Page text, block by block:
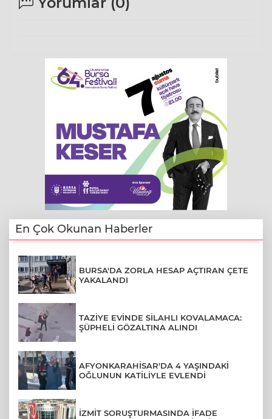
En Çok Okunan Haberler
BURSA'DA ZORLA HESAP AÇTIRAN ÇETE
YAKALANDI
TAZİYE EVİNDE SİLAHLI KOVALAMACA:
ŞÜPHELİ GÖZALTINA ALINDI
AFYONKARAHİSAR'DA 4 YAŞINDAKİ
OĞLUNUN KATİLİYLE EVLENDİ
İZMİT SORUŞTURMASINDA İFADE